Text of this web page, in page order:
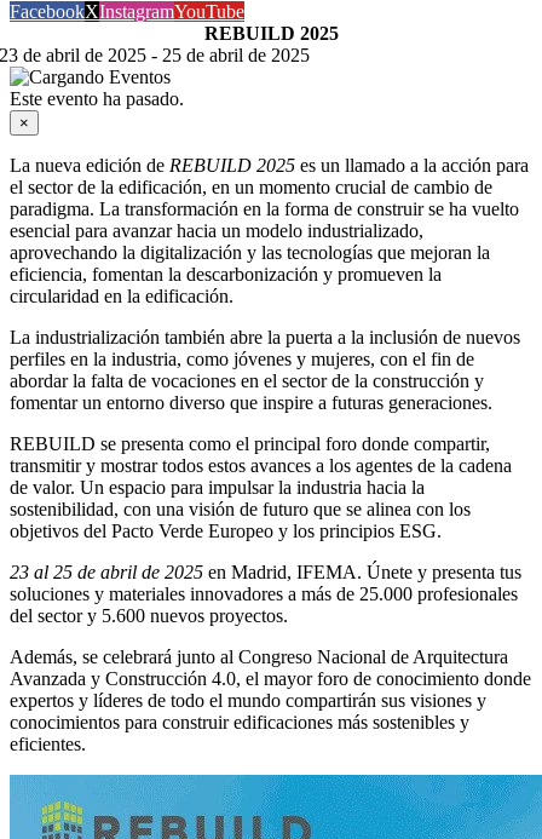
FacebookXInstagramYouTube
REBUILD 2025
23 de abril de 2025 - 25 de abril de 2025
Este evento ha pasado.
×
La nueva edición de REBUILD 2025 es un llamado a la acción para
el sector de la edificación, en un momento crucial de cambio de
paradigma. La transformación en la forma de construir se ha vuelto
esencial para avanzar hacia un modelo industrializado,
aprovechando la digitalización y las tecnologías que mejoran la
eficiencia, fomentan la descarbonización y promueven la
circularidad en la edificación.
La industrialización también abre la puerta a la inclusión de nuevos
perfiles en la industria, como jóvenes y mujeres, con el fin de
abordar la falta de vocaciones en el sector de la construcción y
fomentar un entorno diverso que inspire a futuras generaciones.
REBUILD se presenta como el principal foro donde compartir,
transmitir y mostrar todos estos avances a los agentes de la cadena
de valor. Un espacio para impulsar la industria hacia la
sostenibilidad, con una visión de futuro que se alinea con los
objetivos del Pacto Verde Europeo y los principios ESG.
23 al 25 de abril de 2025 en Madrid, IFEMA. Únete y presenta tus
soluciones y materiales innovadores a más de 25.000 profesionales
del sector y 5.600 nuevos proyectos.
Además, se celebrará junto al Congreso Nacional de Arquitectura
Avanzada y Construcción 4.0, el mayor foro de conocimiento donde
expertos y líderes de todo el mundo compartirán sus visiones y
conocimientos para construir edificaciones más sostenibles y
eficientes.